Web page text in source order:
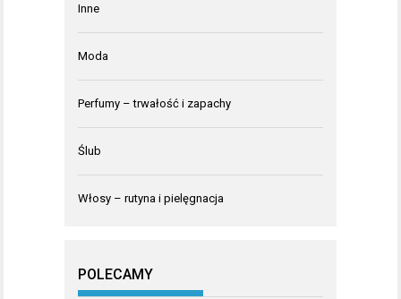
Inne
Moda
Perfumy – trwałość i zapachy
Ślub
Włosy – rutyna i pielęgnacja
POLECAMY